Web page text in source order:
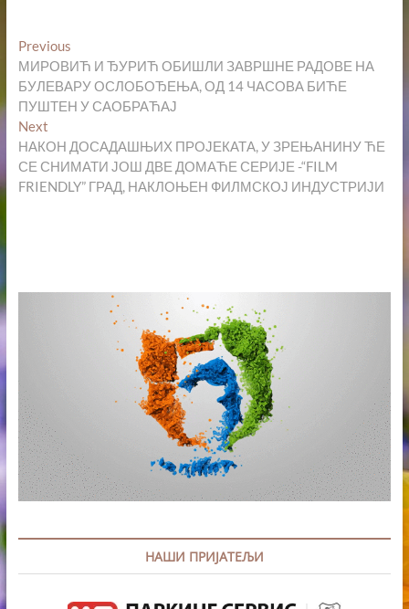
Кретање
чланка
PreviousPrevious
post:
МИРОВИЋ И ЂУРИЋ ОБИШЛИ ЗАВРШНЕ РАДОВЕ НА
БУЛЕВАРУ ОСЛОБОЂЕЊА, ОД 14 ЧАСОВА БИЋЕ
ПУШТЕН У САОБРАЋАЈ
NextNext
post:
НАКОН ДОСАДАШЊИХ ПРОЈЕКАТА, У ЗРЕЊАНИНУ ЋЕ
СЕ СНИМАТИ ЈОШ ДВЕ ДОМАЋЕ СЕРИЈЕ -“FILM
FRIENDLY” ГРАД, НАКЛОЊЕН ФИЛМСКОЈ ИНДУСТРИЈИ
НАШИ ПРИЈАТЕЉИ